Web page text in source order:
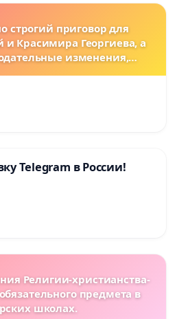
строгий приговор для
Красимира Георгиева, а
изменения,
против животных!
Telegram в России!
Религии-христианства-
предмета в
школах.